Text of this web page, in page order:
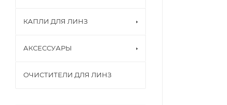
КАПЛИ ДЛЯ ЛИНЗ
АКСЕССУАРЫ
ОЧИСТИТЕЛИ ДЛЯ ЛИНЗ